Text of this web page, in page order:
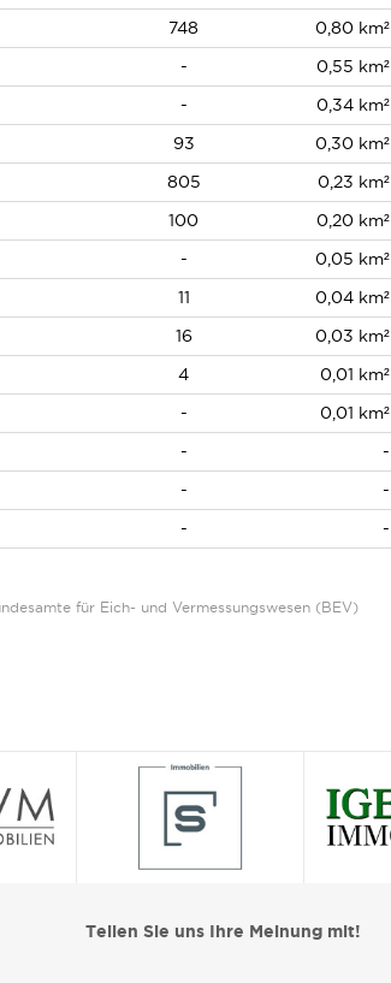
748 0,80 km²
- 0,55 km²
- 0,34 km²
93 0,30 km²
805 0,23 km²
100 0,20 km²
- 0,05 km²
11 0,04 km²
16 0,03 km²
4 0,01 km²
- 0,01 km²
- -
- -
- -
für Eich- und Vermessungswesen (BEV)
Teilen Sie uns Ihre Meinung mit!